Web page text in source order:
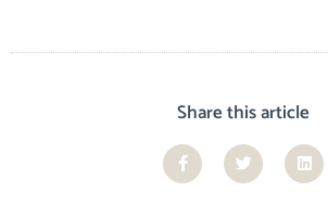
Share this article